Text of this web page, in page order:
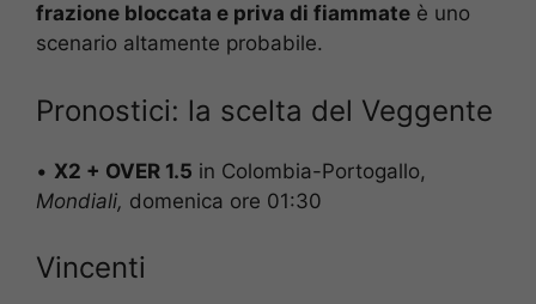
frazione bloccata e priva di fiammate è uno
scenario altamente probabile.
Pronostici: la scelta del Veggente
• X2 + OVER 1.5 in Colombia-Portogallo,
Mondiali, domenica ore 01:30
Vincenti